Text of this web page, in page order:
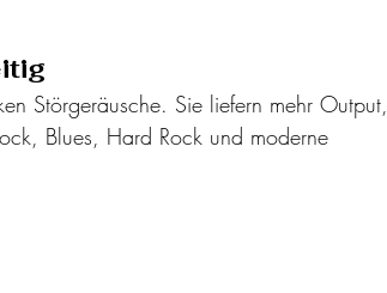
Störgeräusche. Sie liefern mehr Output,
Blues, Hard Rock und moderne